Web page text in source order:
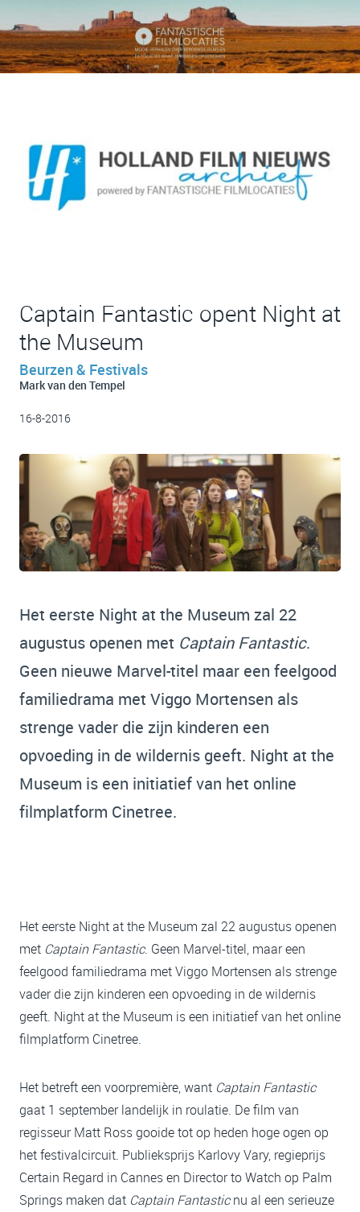
Captain Fantastic opent Night at
the Museum
Beurzen & Festivals
Mark van den Tempel
16-8-2016
Het eerste Night at the Museum zal 22
augustus openen met Captain Fantastic.
Geen nieuwe Marvel-titel maar een feelgood
familiedrama met Viggo Mortensen als
strenge vader die zijn kinderen een
opvoeding in de wildernis geeft. Night at the
Museum is een initiatief van het online
filmplatform Cinetree.
Het eerste Night at the Museum zal 22 augustus openen
met Captain Fantastic. Geen Marvel-titel, maar een
feelgood familiedrama met Viggo Mortensen als strenge
vader die zijn kinderen een opvoeding in de wildernis
geeft. Night at the Museum is een initiatief van het online
filmplatform Cinetree.
Het betreft een voorpremière, want Captain Fantastic
gaat 1 september landelijk in roulatie. De film van
regisseur Matt Ross gooide tot op heden hoge ogen op
het festivalcircuit. Publieksprijs Karlovy Vary, regieprijs
Certain Regard in Cannes en Director to Watch op Palm
Springs maken dat Captain Fantasticnu al een serieuze